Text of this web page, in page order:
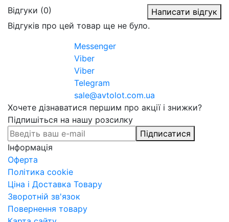
Відгуки (0)
Написати відгук
Відгуків про цей товар ще не було.
Messenger
Viber
Viber
Telegram
sale@avtolot.com.ua
Хочете дізнаватися першим про акції і знижки?
Підпишіться на нашу розсилку
Підписатися
Інформація
Оферта
Політика cookie
Ціна і Доставка Товару
Зворотній зв'язок
Повернення товару